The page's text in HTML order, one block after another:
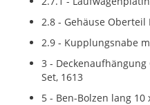
2.8 - Gehäuse Oberteil
2.9 - Kupplungsnabe
3 -
Set, 1613
5 - Ben-Bolzen lang 10